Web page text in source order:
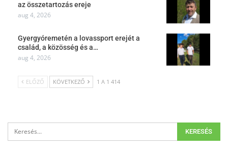
az összetartozás ereje
aug 4, 2026
Gyergyóremetén a lovassport erejét a
család, a közösség és a…
aug 4, 2026
ELŐZŐ KÖVETKEZŐ 1 A 1 414